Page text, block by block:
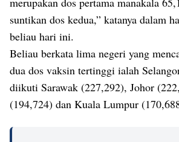
suntikan dos kedua,” katanya dalam
beliau hari ini.
Beliau berkata lima negeri yang
dua dos vaksin tertinggi ialah
diikuti Sarawak (227,292), Johor
(194,724) dan Kuala Lumpur